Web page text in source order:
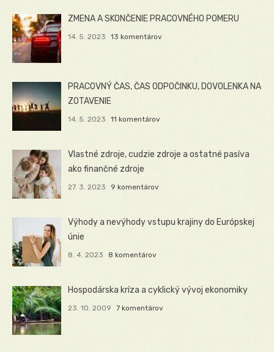
ZMENA A SKONČENIE PRACOVNÉHO POMERU
14. 5. 2023 13 komentárov
PRACOVNÝ ČAS, ČAS ODPOČINKU, DOVOLENKA NA
ZOTAVENIE
14. 5. 2023 11 komentárov
Vlastné zdroje, cudzie zdroje a ostatné pasíva
ako finančné zdroje
27. 3. 2023 9 komentárov
Výhody a nevýhody vstupu krajiny do Európskej
únie
8. 4. 2023 8 komentárov
Hospodárska kríza a cyklický vývoj ekonomiky
23. 10. 2009 7 komentárov